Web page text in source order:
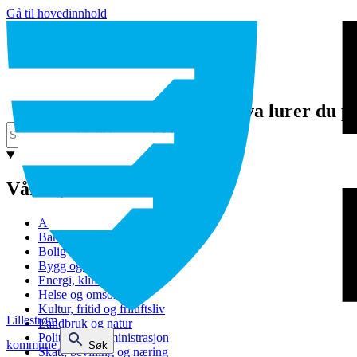
Gå til hovedinnhold
Lillestrøm
kommune
Søk
Hva lurer du
Våre tjenester
Avfall og gjenvinning
Barnehage
Bolig og sosiale tjenester
Bygg og eiendom
Energi, klima og miljø
Helse og omsorg
Kultur, fritid og friluftsliv
Landbruk og natur
Politikk og administrasjon
Skatt, bevilling og næring